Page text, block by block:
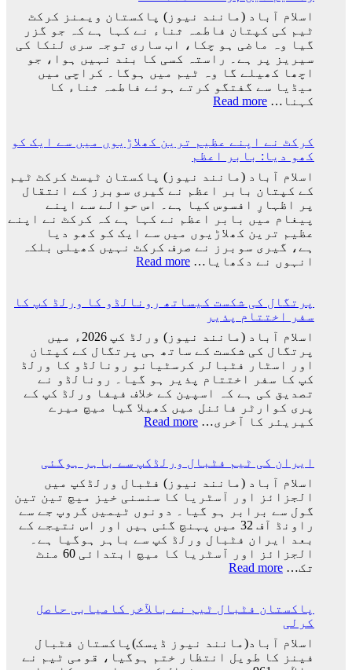
کے
دستخط
شکست
کے
بعد
لیونل
میسی
ٹیم
کے
واپس
کیوں
گئے؟
وجہ
سامنے
آ
گئی
اسلام آباد (مانند نیوز) پاکستان ویمنز کرکٹ
ٹیم کی کپتان فاطمہ ثناء نے کہا ہے کہ جو گزر
گیا وہ ماضی ہو چکا، اب ساری توجہ سری لنکا کی
سیریز پر ہے۔ راستہ کسی کا بند نہیں ہوا، جو
اچھا کھیلے گا وہ ٹیم میں ہوگا۔ کراچی میں
میڈیا سے گفتگو کرتے ہوئے فاطمہ ثناء کا
کہنا… Read more
:
کا
بند
ہوا،
جو
اچھا
کھیلے
گا
وہ
ٹیم
ہوگا:
فاطمہ
ثنا
کرکٹ نے اپنے عظیم ترین کھلاڑیوں میں سے ایک کو
کھو دیا: بابر اعظم
اسلام آباد (مانند نیوز) پاکستان ٹیسٹ کرکٹ ٹیم
کے کپتان بابر اعظم نے گیری سوبرز کے انتقال
پر اظہارِ افسوس کیا ہے۔ اس حوالے سے اپنے
پیغام میں بابر اعظم نے کہا ہے کہ کرکٹ نے اپنے
عظیم ترین کھلاڑیوں میں سے ایک کو کھو دیا
ہے، گیری سوبرز نے صرف کرکٹ نہیں کھیلی بلکہ
انہوں نے دکھایا… Read more
:
اپنے
ترین
کھلاڑیوں
میں
سے
ایک
کو
کھو
پرتگال کی شکست کیساتھ رونالڈو کا ورلڈ کپ کا
سفر اختتام پذیر
اسلام آباد (مانند نیوز) ورلڈ کپ 2026ء میں
پرتگال کی شکست کے ساتھ ہی پرتگال کے کپتان
اور اسٹار فٹبالر کرسٹیانو رونالڈو کا ورلڈ
کپ کا سفر اختتام پذیر ہو گیا۔ رونالڈو نے
تصدیق کی ہے کہ اسپین کے خلاف فیفا ورلڈ کپ کے
پری کوارٹر فائنل میں کھیلا گیا میچ میرے
کیریئر کا آخری… Read more
:
شکست
کیساتھ
رونالڈو
کا
ورلڈ
کپ
کا
سفر
ایران کی ٹیم فٹبال ورلڈکپ سے باہر ہوگئی
اسلام آباد (مانند نیوز) فٹبال ورلڈکپ میں
الجزائز اور آسٹریا کا سنسنی خیز میچ تین تین
گول سے برابر ہو گیا۔ دونوں ٹیمیں گروپ جے سے
راونڈ آف 32 میں پہنچ گئی ہیں اور اس نتیجے کے
بعد ایران فٹبال ورلڈ کپ سے باہر ہوگیا ہے۔
الجزائز اور آسٹریا کا میچ ابتدائی 60 منٹ
تک… Read more
:
ٹیم
سے
باہر
پاکستان فٹبال ٹیم نے بالآخر کامیابی حاصل
کرلی
اسلام آباد(مانند نیوز ڈیسک)پاکستان فٹبال
فینز کا طویل انتظار ختم ہوگیا، قومی ٹیم نے